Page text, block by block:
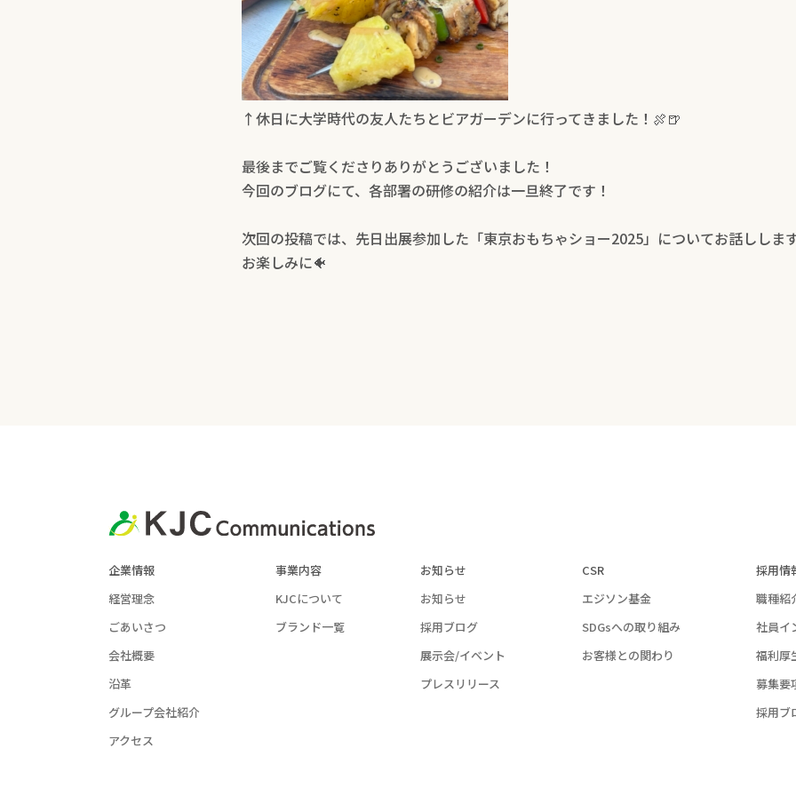
↑休日に大学時代の友人たちとビアガーデンに行ってきました！🍖🍺
最後までご覧くださりありがとうございました！
今回のブログにて、各部署の研修の紹介は一旦終了です！
次回の投稿では、先日出展参加した「東京おもちゃショー2025」についてお話ししま
お楽しみに🐠
企業情報
経営理念
ごあいさつ
会社概要
沿革
グループ会社紹介
アクセス
事業内容
KJCについて
ブランド一覧
お知らせ
お知らせ
採用ブログ
展示会/イベント
プレスリリース
CSR
エジソン基金
SDGsへの取り組み
お客様との関わり
採用情
職種紹
社員イ
福利厚
募集要
採用ブ